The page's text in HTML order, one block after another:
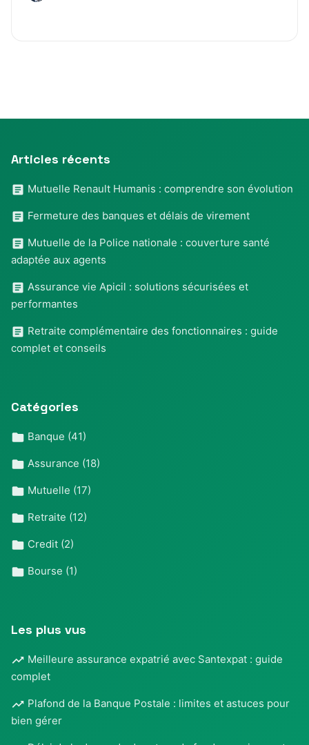
Articles récents
Mutuelle Renault Humanis : comprendre son évolution
Fermeture des banques et délais de virement
Mutuelle de la Police nationale : couverture santé
adaptée aux agents
Assurance vie Apicil : solutions sécurisées et
performantes
Retraite complémentaire des fonctionnaires : guide
complet et conseils
Catégories
Banque (41)
Assurance (18)
Mutuelle (17)
Retraite (12)
Credit (2)
Bourse (1)
Les plus vus
Meilleure assurance expatrié avec Santexpat : guide
complet
Plafond de la Banque Postale : limites et astuces pour
bien gérer